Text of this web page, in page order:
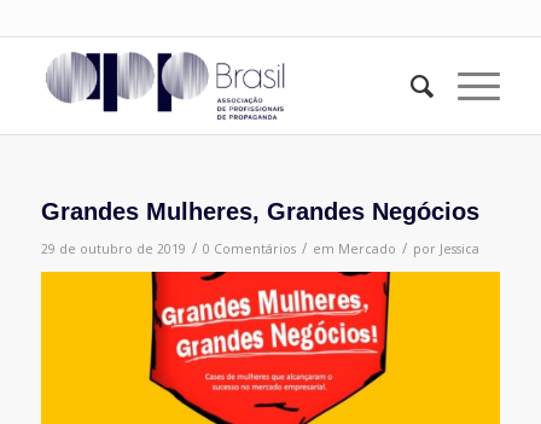
Grandes Mulheres, Grandes Negócios
29 de outubro de 2019 / 0 Comentários / em Mercado / por Jessica